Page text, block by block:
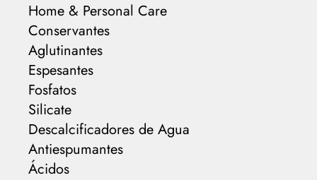
Home & Personal Care
Conservantes
Aglutinantes
Espesantes
Fosfatos
Silicate
Descalcificadores de Agua
Antiespumantes
Ácidos